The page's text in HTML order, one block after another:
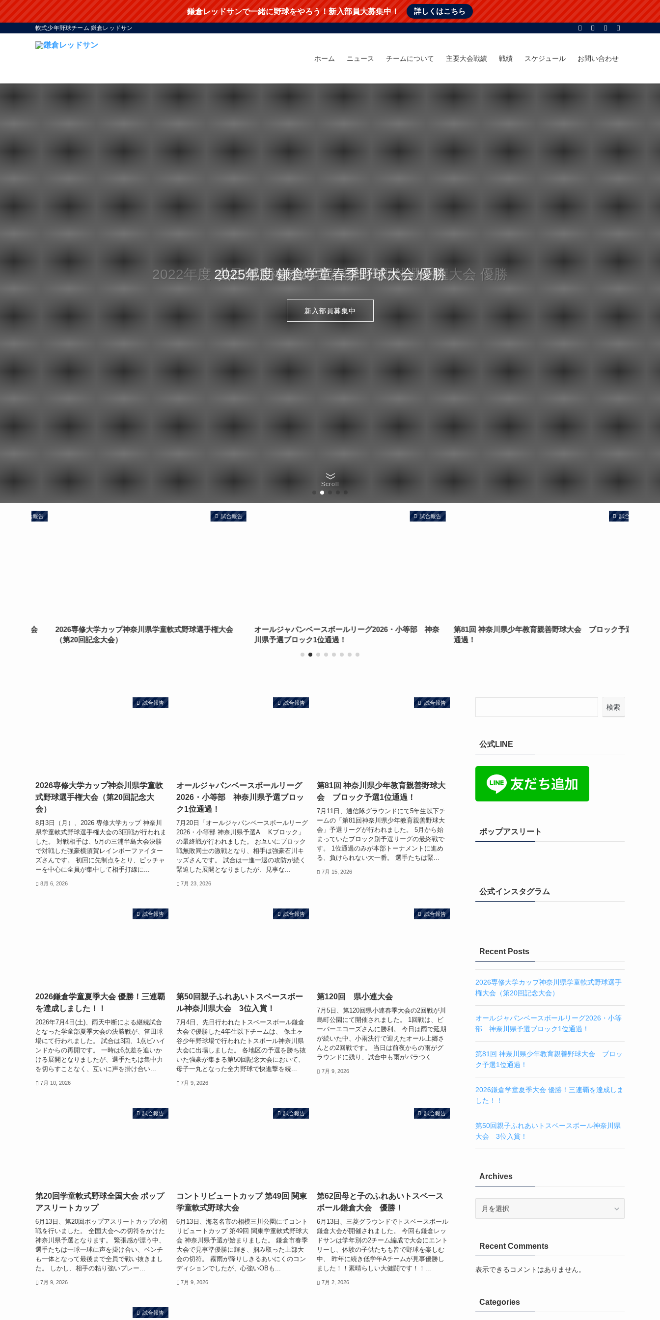
鎌倉レッドサンで一緒に野球をやろう！新入部員大募集中！ 詳しくはこちら
軟式少年野球チーム 鎌倉レッドサン
ホーム ニュース チームについて 主要大会戦績 戦績 スケジュール お問い合わせ
2022年度 会長杯・神奈川県学童軟式野球選手権大会 優勝
新入部員募集中
共に感動を求めて、プレイボール！
新入部員募集中
2025年度 鎌倉学童春季野球大会 優勝
新入部員募集中
新入部員募集中
新入部員募集中
新入部員募集中
新入部員募集中
Scroll
試合報告
2026専修大学カップ神奈川県学童軟式野球選手権大会
（第20回記念大会）
試合報告
オールジャパンベースボールリーグ2026・小等部 神奈
川県予選ブロック1位通過！
試合報告
第81回 神奈川県少年教育親善野球大会 ブロック予選1位
通過！
試合報告
2026専修大学カップ神奈川県学童軟
式野球選手権大会（第20回記念大
会）
8月3日（月）、2026 専修大学カップ 神奈川
県学童軟式野球選手権大会の3回戦が行われま
した。 対戦相手は、5月の三浦半島大会決勝
で対戦した強豪横須賀レインボーファイター
ズさんです。 初回に先制点をとり、ピッチャ
ーを中心に全員が集中して相手打線に...
8月 6, 2026
試合報告
オールジャパンベースボールリーグ
2026・小等部 神奈川県予選ブロッ
ク1位通過！
7月20日「オールジャパンベースボールリーグ
2026・小等部 神奈川県予選A Kブロック」
の最終戦が行われました。 お互いにブロック
戦無敗同士の激戦となり、相手は強豪石川キ
ッズさんです。 試合は一進一退の攻防が続く
緊迫した展開となりましたが、見事な...
7月 23, 2026
試合報告
第81回 神奈川県少年教育親善野球大
会 ブロック予選1位通過！
7月11日、通信隊グラウンドにて5年生以下チ
ームの「第81回神奈川県少年教育親善野球大
会」予選リーグが行われました。 5月から始
まっていたブロック別予選リーグの最終戦で
す。 1位通過のみが本部トーナメントに進め
る、負けられない大一番。 選手たちは緊...
7月 15, 2026
試合報告
2026鎌倉学童夏季大会 優勝！三連覇
を達成しました！！
2026年7月4日(土)、雨天中断による継続試合
となった学童部夏季大会の決勝戦が、笛田球
場にて行われました。 試合は3回、1点ビハイ
ンドからの再開です。 一時は6点差を追いか
ける展開となりましたが、選手たちは集中力
を切らすことなく、互いに声を掛け合い...
7月 10, 2026
試合報告
第50回親子ふれあいトスベースボー
ル神奈川県大会 3位入賞！
7月4日、先日行われたトスベースボール鎌倉
大会で優勝した4年生以下チームは、 保土ヶ
谷少年野球場で行われたトスボール神奈川県
大会に出場しました。 各地区の予選を勝ち抜
いた強豪が集まる第50回記念大会において、
母子一丸となった全力野球で快進撃を続...
7月 9, 2026
試合報告
第120回 県小連大会
7月5日、第120回県小連春季大会の2回戦が川
島町公園にて開催されました。 1回戦は、ビ
ーバーエコーズさんに勝利。 今日は雨で延期
が続いた中、小雨決行で迎えたオール上郷さ
んとの2回戦です。 当日は前夜からの雨がグ
ラウンドに残り、試合中も雨がパラつく...
7月 9, 2026
試合報告
第20回学童軟式野球全国大会 ポップ
アスリートカップ
6月13日、第20回ポップアスリートカップの初
戦を行いました。 全国大会への切符をかけた
神奈川県予選となります。 緊張感が漂う中、
選手たちは一球一球に声を掛け合い、ベンチ
も一体となって最後まで全員で戦い抜きまし
た。 しかし、相手の粘り強いプレー...
7月 9, 2026
試合報告
コントリビュートカップ 第49回 関東
学童軟式野球大会
6月13日、海老名市の相模三川公園にてコント
リビュートカップ 第49回 関東学童軟式野球大
会 神奈川県予選が始まりました。 鎌倉市春季
大会で見事準優勝に輝き、掴み取った上部大
会の切符。 霧雨が降りしきるあいにくのコン
ディションでしたが、心強いOBも...
7月 9, 2026
試合報告
第62回母と子のふれあいトスベース
ボール鎌倉大会 優勝！
6月13日、三菱グラウンドでトスベースボール
鎌倉大会が開催されました。 今回も鎌倉レッ
ドサンは学年別の2チーム編成で大会にエント
リーし、体験の子供たちも皆で野球を楽しむ
中、 昨年に続き低学年Aチームが見事優勝し
ました！！素晴らしい大健闘です！！...
7月 2, 2026
試合報告
検索
公式LINE
ポップアスリート
公式インスタグラム
Recent Posts
2026専修大学カップ神奈川県学童軟式野球選手
権大会（第20回記念大会）
オールジャパンベースボールリーグ2026・小等
部 神奈川県予選ブロック1位通過！
第81回 神奈川県少年教育親善野球大会 ブロッ
ク予選1位通過！
2026鎌倉学童夏季大会 優勝！三連覇を達成しま
した！！
第50回親子ふれあいトスベースボール神奈川県
大会 3位入賞！
Archives
Recent Comments
表示できるコメントはありません。
Categories